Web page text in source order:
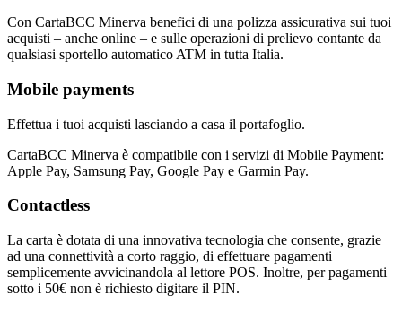
Con CartaBCC Minerva benefici di una polizza assicurativa sui tuoi
acquisti – anche online – e sulle operazioni di prelievo contante da
qualsiasi sportello automatico ATM in tutta Italia.
Mobile payments
Effettua i tuoi acquisti lasciando a casa il portafoglio.
CartaBCC Minerva è compatibile con i servizi di Mobile Payment:
Apple Pay, Samsung Pay, Google Pay e Garmin Pay.
Contactless
La carta è dotata di una innovativa tecnologia che consente, grazie
ad una connettività a corto raggio, di effettuare pagamenti
semplicemente avvicinandola al lettore POS. Inoltre, per pagamenti
sotto i 50€ non è richiesto digitare il PIN.